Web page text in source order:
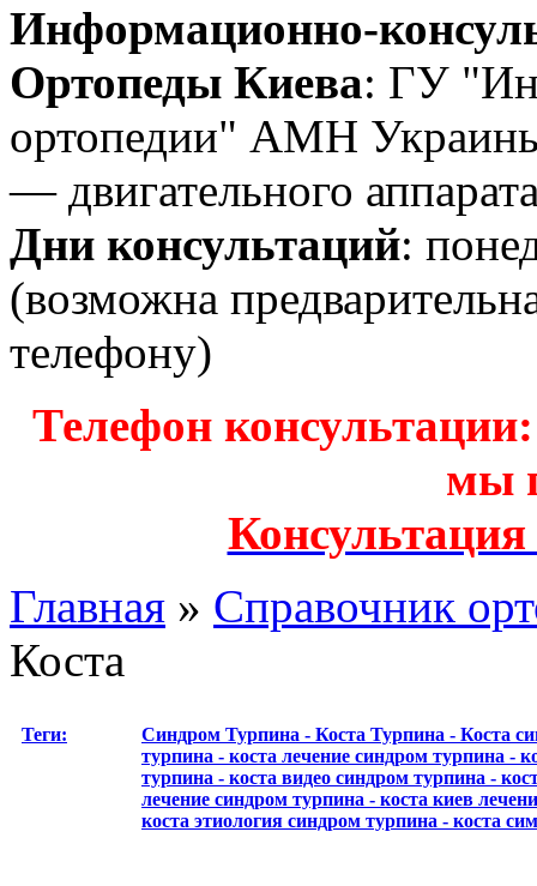
Информационно-
Ортопеды Киева: ГУ
ортопедии" АМН
— двигательного
Дни консультаций:
(возможна
телефону)
Телефон
мы
Главная » Справочник
Коста
Теги: Cиндром Турпина - Коста Турпина - Коста
турпина - коста лечение cиндром турпина -
турпина - коста видео cиндром турпина -
лечение cиндром турпина - коста киев
коста этиология cиндром турпина - коста